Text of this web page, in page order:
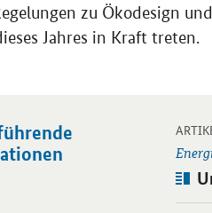
zu Ökodesign
Jahres in Kraft treten.